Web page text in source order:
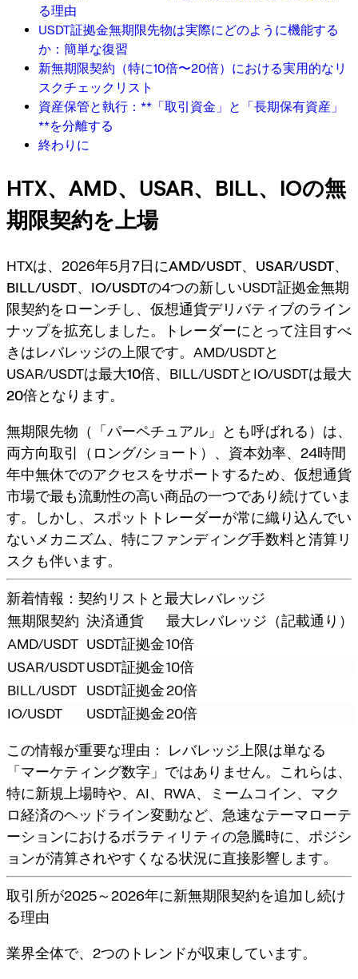
る理由
USDT証拠金無期限先物は実際にどのように機能する
か：簡単な復習
新無期限契約（特に10倍〜20倍）における実用的なリ
スクチェックリスト
資産保管と執行：**「取引資金」と「長期保有資産」
**を分離する
終わりに
HTX、AMD、USAR、BILL、IOの無
期限契約を上場
HTXは、2026年5月7日にAMD/USDT、 USAR/USDT、
BILL/USDT、 IO/USDTの4つの新しいUSDT証拠金無期
限契約をローンチし、仮想通貨デリバティブのライン
ナップを拡充しました。トレーダーにとって注目すべ
きはレバレッジの上限です。AMD/USDTと
USAR/USDTは最大10倍、BILL/USDTとIO/USDTは最大
20倍となります。
無期限先物（「パーペチュアル」とも呼ばれる）は、
両方向取引（ロング/ショート） 、資本効率、24時間
年中無休でのアクセスをサポートするため、仮想通貨
市場で最も流動性の高い商品の一つであり続けていま
す。しかし、スポットトレーダーが常に織り込んでい
ないメカニズム、特にファンディング手数料と清算リ
スク も伴います。
新着情報：契約リストと最大レバレッジ
無期限契約 決済通貨
最大レバレッジ（記載通り）
AMD/USDT USDT証拠金10倍
USAR/USDTUSDT証拠金10倍
BILL/USDT
USDT証拠金20倍
IO/USDT
USDT証拠金20倍
この情報が重要な理由：
レバレッジ上限は単なる
「マーケティング数字」ではありません。これらは、
特に新規上場時や、AI、RWA、ミームコイン、マク
ロ経済のヘッドライン変動など、急速なテーマローテ
ーションにおけるボラティリティの急騰時に、ポジシ
ョンが清算されやすくなる状況に直接影響します。
取引所が2025～2026年に新無期限契約を追加し続け
る理由
業界全体で、2つのトレンドが収束しています。